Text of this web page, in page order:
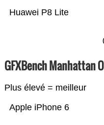
Huawei P8 Lite
GFXBench Manhattan
Plus élevé = meilleur
Apple iPhone 6